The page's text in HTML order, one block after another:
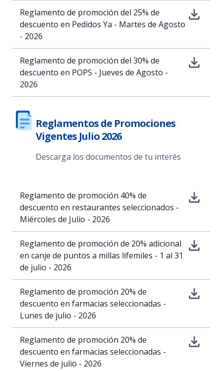
Reglamento de promoción del 25% de
descuento en Pedidos Ya - Martes de Agosto
- 2026
Reglamento de promoción del 30% de
descuento en POPS - Jueves de Agosto -
2026
Reglamentos de Promociones
Vigentes Julio 2026
Descarga los documentos de tu interés
Reglamento de promoción 40% de
descuento en restaurantes seleccionados -
Miércoles de Julio - 2026
Reglamento de promoción de 20% adicional
en canje de puntos a millas lifemiles - 1 al 31
de julio - 2026
Reglamento de promoción 20% de
descuento en farmacias seleccionadas -
Lunes de julio - 2026
Reglamento de promoción 20% de
descuento en farmacias seleccionadas -
Viernes de julio - 2026